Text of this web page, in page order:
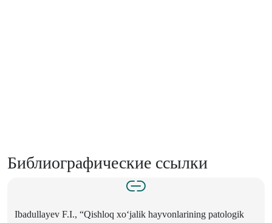
Библиографические ссылки
Ibadullayev F.I., “Qishloq xo‘jalik hayvonlarining patologik